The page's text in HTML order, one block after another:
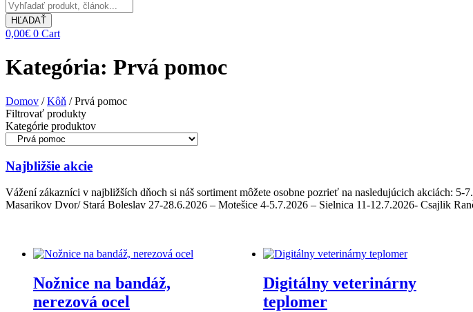
HĽADAŤ
0,00€ 0 Cart
Kategória: Prvá pomoc
Domov /Kôň / Prvá pomoc
Filtrovať produkty
Kategórie produktov
Najbližšie akcie
Vážení zákazníci v najbližších dňoch si náš sortiment môžete osobne pozrieť na nasledujúcich akciách:
Masarikov Dvor/ Stará Boleslav 27-28.6.2026 – Motešice 4-5.7.2026 – Sielnica 11-12.7.2026- Csajlik
Nožnice na bandáž,
nerezová ocel
Digitálny veterinárny
teplomer